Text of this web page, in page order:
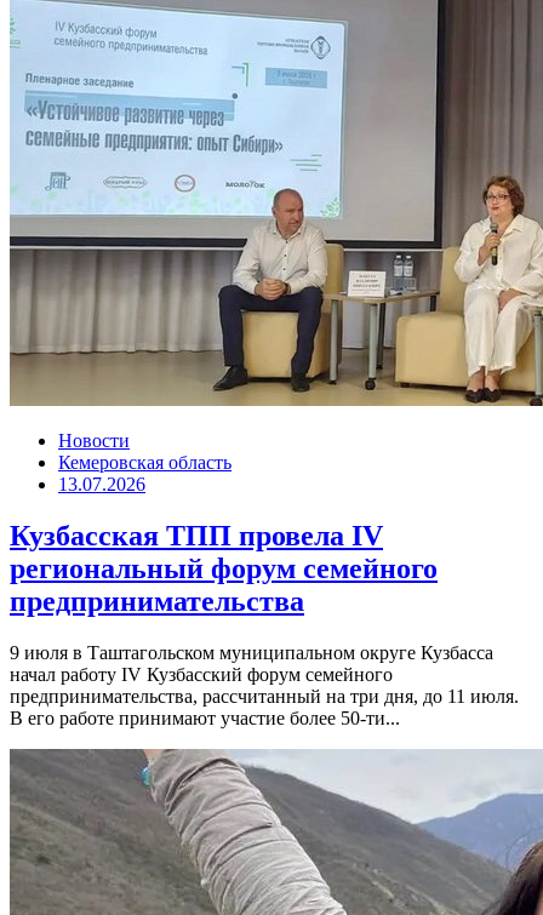
Новости
Кемеровская область
13.07.2026
Кузбасская ТПП провела IV
региональный форум семейного
предпринимательства
9 июля в Таштагольском муниципальном округе Кузбасса
начал работу IV Кузбасский форум семейного
предпринимательства, рассчитанный на три дня, до 11 июля.
В его работе принимают участие более 50-ти...